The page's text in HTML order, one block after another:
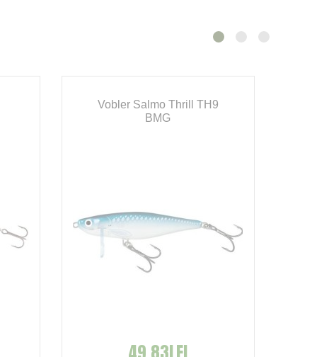
Vobler Salmo Thrill TH9
BMG